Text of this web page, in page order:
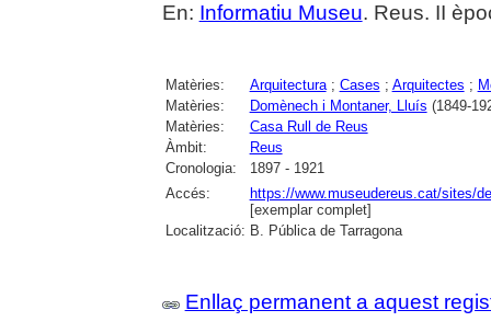
En: Informatiu Museu. Reus. II
Matèries: Arquitectura; Cases ; Arquitectes ;
Matèries:
Domènech i Montaner, Lluís (1849-
Matèries:
Casa Rull de Reus
Àmbit:
Reus
Cronologia:
1897 - 1921
Accés:
https://www.museudereus.cat/sites/
[exemplar complet]
Localització: B. Pública de Tarragona
Enllaç permanent a aquest